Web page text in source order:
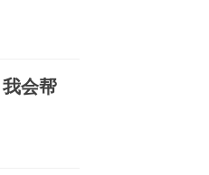
会帮